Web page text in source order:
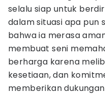
selalu siap untuk
dalam situasi apa pun
bahwa ia merasa
membuat seni
berharga karena
kesetiaan, dan
memberikan